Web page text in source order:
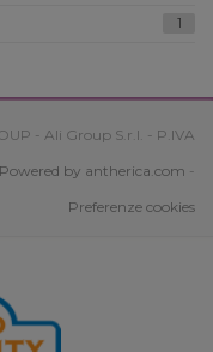
1
- Ali Group S.r.l. - P.IVA
Powered by antherica.com -
Preferenze cookies